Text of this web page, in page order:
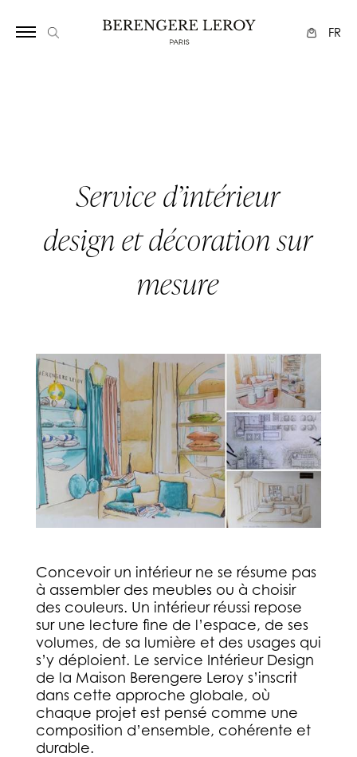
FR
Service d’intérieur
design et décoration sur
mesure
Concevoir un intérieur ne se résume pas
à assembler des meubles ou à choisir
des couleurs. Un intérieur réussi repose
sur une lecture fine de l’espace, de ses
volumes, de sa lumière et des usages qui
s’y déploient. Le service Intérieur Design
de la Maison Berengere Leroy s’inscrit
dans cette approche globale, où
chaque projet est pensé comme une
composition d’ensemble, cohérente et
durable.